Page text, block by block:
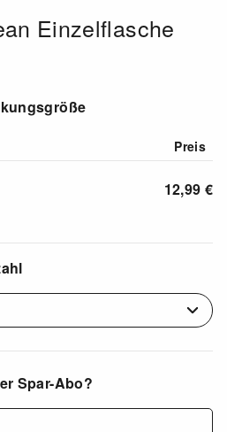
Einzelflasche
Preis
12,99 €
Spar-Abo?